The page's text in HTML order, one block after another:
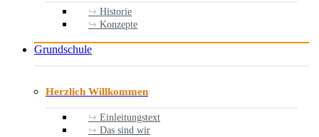
Historie
Konzepte
Grundschule
Herzlich Willkommen
Einleitungstext
Das sind wir